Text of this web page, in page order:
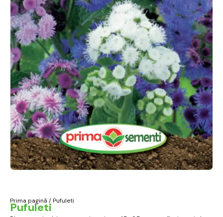
Prima pagină / Pufuleti
Pufuleti